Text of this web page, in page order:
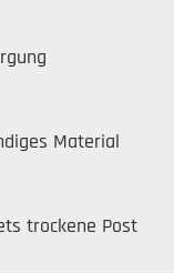
Material
trockene Post